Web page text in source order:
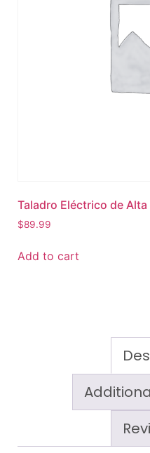
Taladro Eléctrico de
$89.99
Add to cart